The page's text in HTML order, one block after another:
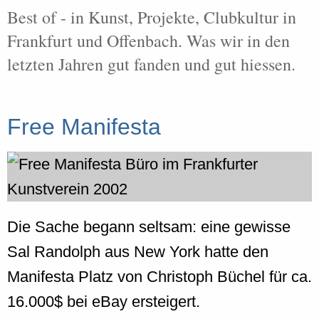
Best of - in Kunst, Projekte, Clubkultur in
Frankfurt und Offenbach. Was wir in den
letzten Jahren gut fanden und gut hiessen.
Free Manifesta
Die Sache begann seltsam: eine gewisse
Sal Randolph aus New York hatte den
Manifesta Platz von Christoph Büchel für ca.
16.000$ bei eBay ersteigert.